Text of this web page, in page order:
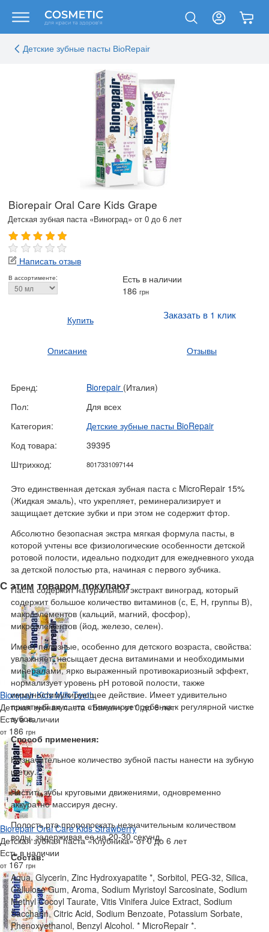
Детские зубные пасты BioRepair
Biorepair Oral Care Kids Grape
Детская зубная паста «Виноград» от 0 до 6 лет
Написать отзыв
В ассортименте:
Есть в наличии
186 грн
Купить Заказать в 1 клик
Описание Отзывы
Бренд: Biorepair (Италия)
Пол:
Для всех
Категория:
Детские зубные пасты BioRepair
Код товара:
39395
Штрихкод:
8017331097144
Это единственная детская зубная паста с MicroRepair 15%
(Жидкая эмаль), что укрепляет, реминерализирует и
защищает детские зубки и при этом не содержит фтор.
Абсолютно безопасная экстра мягкая формула пасты, в
которой учтены все физиологические особенности детской
ротовой полости, идеально подходит для ежедневного ухода
за детской полостью рта, начиная с первого зубчика.
Паста содержит натуральный экстракт виноград, который
содержит большое количество витаминов (с, Е, Н, группы В),
макроэлементов (кальций, магний, фосфор),
микроэлементов (йод, железо, селен).
Имеет полезные, особенно для детского возраста, свойства:
увлажняет, насыщает десна витаминами и необходимыми
минералами, ярко выраженный противокариозный эффект,
нормализует уровень рН ротовой полости, также
иммуностимулирующее действие. Имеет удивительно
приятный вкус, что стимулирует ребенка к регулярной чистке
зубов.
Способ применения:
Незначительное количество зубной пасты нанести на зубную
щетку.
Чистить зубы круговыми движениями, одновременно
аккуратно массируя десну.
Полость рта прополоскать незначительным количеством
воды, задерживая ее на 20-30 секунд.
Состав:
Aqua, Glycerin, Zinc Hydroxyapatite *, Sorbitol, PEG-32, Silica,
Cellulose Gum, Aroma, Sodium Myristoyl Sarcosinate, Sodium
Methyl Cocoyl Taurate, Vitis Vinifera Juice Extract, Sodium
Saccharin, Citric Acid, Sodium Benzoate, Potassium Sorbate,
Phenoxyethanol, Benzyl Alcohol. * MicroRepair *.
С этим товаром покупают
Biorepair Kids Milk Teeth
Детская зубная паста «Банан» от 0 до 6 лет
Есть в наличии
от 186 грн
Biorepair Oral Care Kids Strawberry
Детская зубная паста «Клубника» от 0 до 6 лет
Есть в наличии
от 167грн